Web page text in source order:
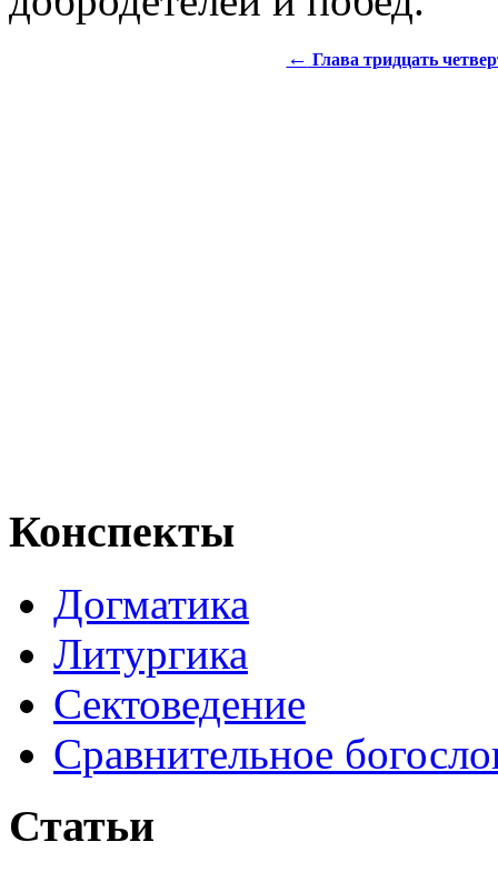
← Глава тридцать
Конспекты
Догматика
Литургика
Сектоведение
Сравнительное
Статьи